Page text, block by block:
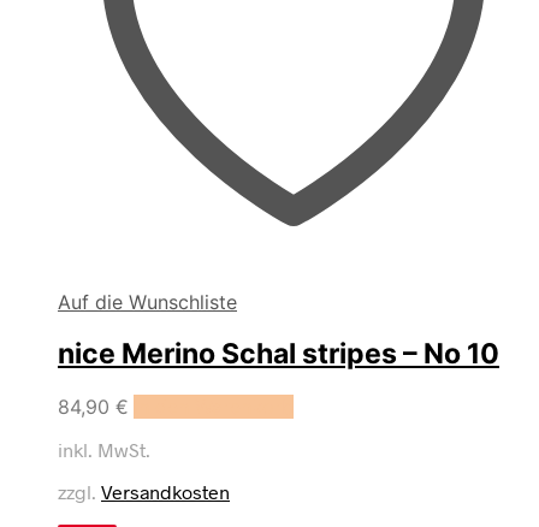
Auf die Wunschliste
nice Merino Schal stripes – No 10
84,90 €
inkl. MwSt.
zzgl. Versandkosten